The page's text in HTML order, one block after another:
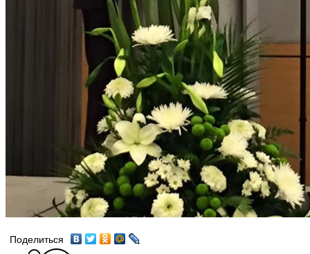
Поделиться